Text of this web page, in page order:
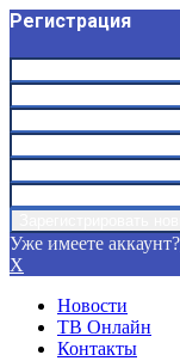
Регистрация
Уже имеете аккаунт?
X
Новости
ТВ Онлайн
Контакты